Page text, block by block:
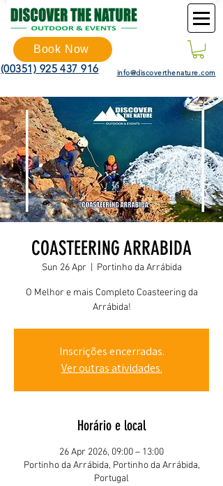
Book Now
(00351) 925 437 916 info@discoverthenature.com
COASTEERING ARRABIDA
Sun 26 Apr Portinho da Arrábida
O Melhor e mais Completo Coasteering da
Arrábida!
Inscrições encerradas.
Ver outras atividades.
Horário e local
26 Apr 2026, 09:00 – 13:00
Portinho da Arrábida, Portinho da Arrábida,
Portugal